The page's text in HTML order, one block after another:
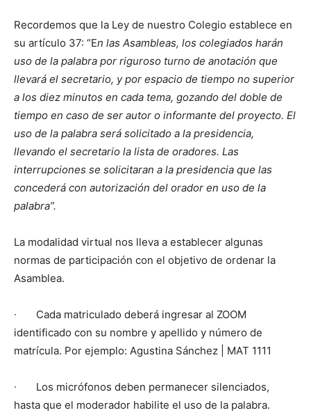
Recordemos que la Ley de nuestro Colegio establece en
su artículo 37: “En las Asambleas, los colegiados harán
uso de la palabra por riguroso turno de anotación que
llevará el secretario, y por espacio de tiempo no superior
a los diez minutos en cada tema, gozando del doble de
tiempo en caso de ser autor o informante del proyecto. El
uso de la palabra será solicitado a la presidencia,
llevando el secretario la lista de oradores. Las
interrupciones se solicitaran a la presidencia que las
concederá con autorización del orador en uso de la
palabra”.
La modalidad virtual nos lleva a establecer algunas
normas de participación con el objetivo de ordenar la
Asamblea.
∙
Cada matriculado deberá ingresar al ZOOM
identificado con su nombre y apellido y número de
matrícula. Por ejemplo: Agustina Sánchez | MAT 1111
∙
Los micrófonos deben permanecer silenciados,
hasta que el moderador habilite el uso de la palabra.